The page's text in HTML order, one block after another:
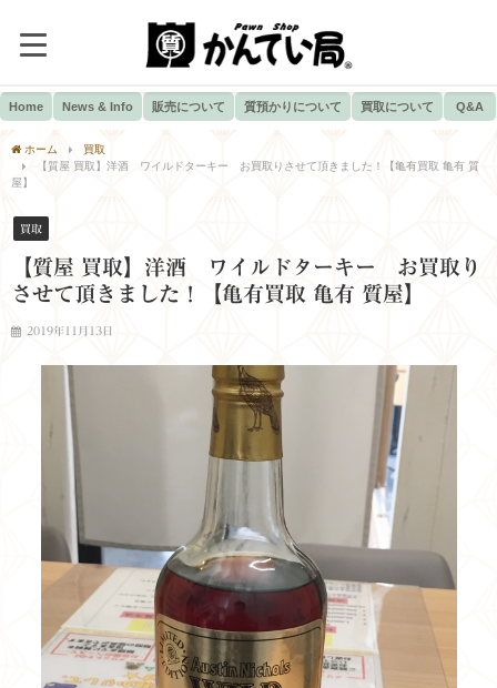
Home News & Info 販売について 質預かりについて 買取について Q&A
ホーム
買取
【質屋 買取】洋酒 ワイルドターキー お買取りさせて頂きました！【亀有買取 亀有 質
屋】
買取
【質屋 買取】洋酒 ワイルドターキー お買取り
させて頂きました！【亀有買取 亀有 質屋】
2019年11月13日